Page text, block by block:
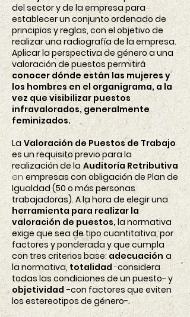
del sector y de la empresa para
establecer un conjunto ordenado de
principios y reglas, con el objetivo de
realizar una radiografía de la empresa.
Aplicar la perspectiva de género a una
valoración de puestos permitirá
conocer dónde están las mujeres y
los hombres en el organigrama, a la
vez que visibilizar puestos
infravalorados, generalmente
feminizados.
La Valoración de Puestos de Trabajo
es un requisito previo para la
realización de la Auditoría Retributiva
en empresas con obligación de Plan de
Igualdad (50 o más personas
trabajadoras). A la hora de elegir una
herramienta para realizar la
valoración de puestos, la normativa
exige que sea de tipo cuantitativa, por
factores y ponderada y que cumpla
con tres criterios base: adecuación a
la normativa,totalidad-considera
todas las condiciones de un puesto- y
objetividad -con factores que eviten
los estereotipos de género-.